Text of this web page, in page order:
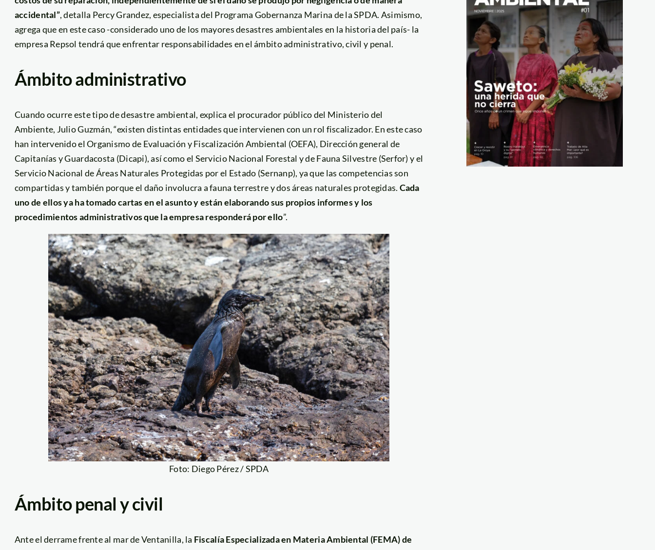
accidental”, detalla Percy Grandez, especialista del Programa Gobernanza Marina de la SPDA. Asimismo,
agrega que en este caso -considerado uno de los mayores desastres ambientales en la historia del país- la
empresa Repsol tendrá que enfrentar responsabilidades en el ámbito administrativo, civil y penal.
Ámbito administrativo
Cuando ocurre este tipo de desastre ambiental, explica el procurador público del Ministerio del
Ambiente, Julio Guzmán, “existen distintas entidades que intervienen con un rol fiscalizador. En este caso
han intervenido el Organismo de Evaluación y Fiscalización Ambiental (OEFA), Dirección general de
Capitanías y Guardacosta (Dicapi), así como el Servicio Nacional Forestal y de Fauna Silvestre (Serfor) y el
Servicio Nacional de Áreas Naturales Protegidas por el Estado (Sernanp), ya que las competencias son
compartidas y también porque el daño involucra a fauna terrestre y dos áreas naturales protegidas. Cada
uno de ellos ya ha tomado cartas en el asunto y están elaborando sus propios informes y los
procedimientos administrativos que la empresa responderá por ello”.
Foto: Diego Pérez / SPDA
Ámbito penal y civil
Ante el derrame frente al mar de Ventanilla, la Fiscalía Especializada en Materia Ambiental (FEMA) de